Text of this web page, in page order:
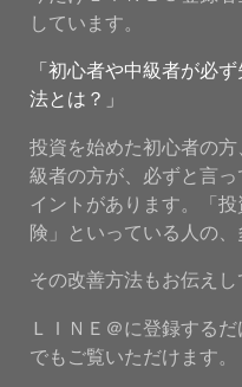
しています。
「初心者や中級者が必
法とは？」
投資を始めた初心者の
級者の方が、必ずと言
イントがあります。「
険」といっている人の
その改善方法もお伝えし
ＬＩＮＥ＠に登録する
でもご覧いただけます。